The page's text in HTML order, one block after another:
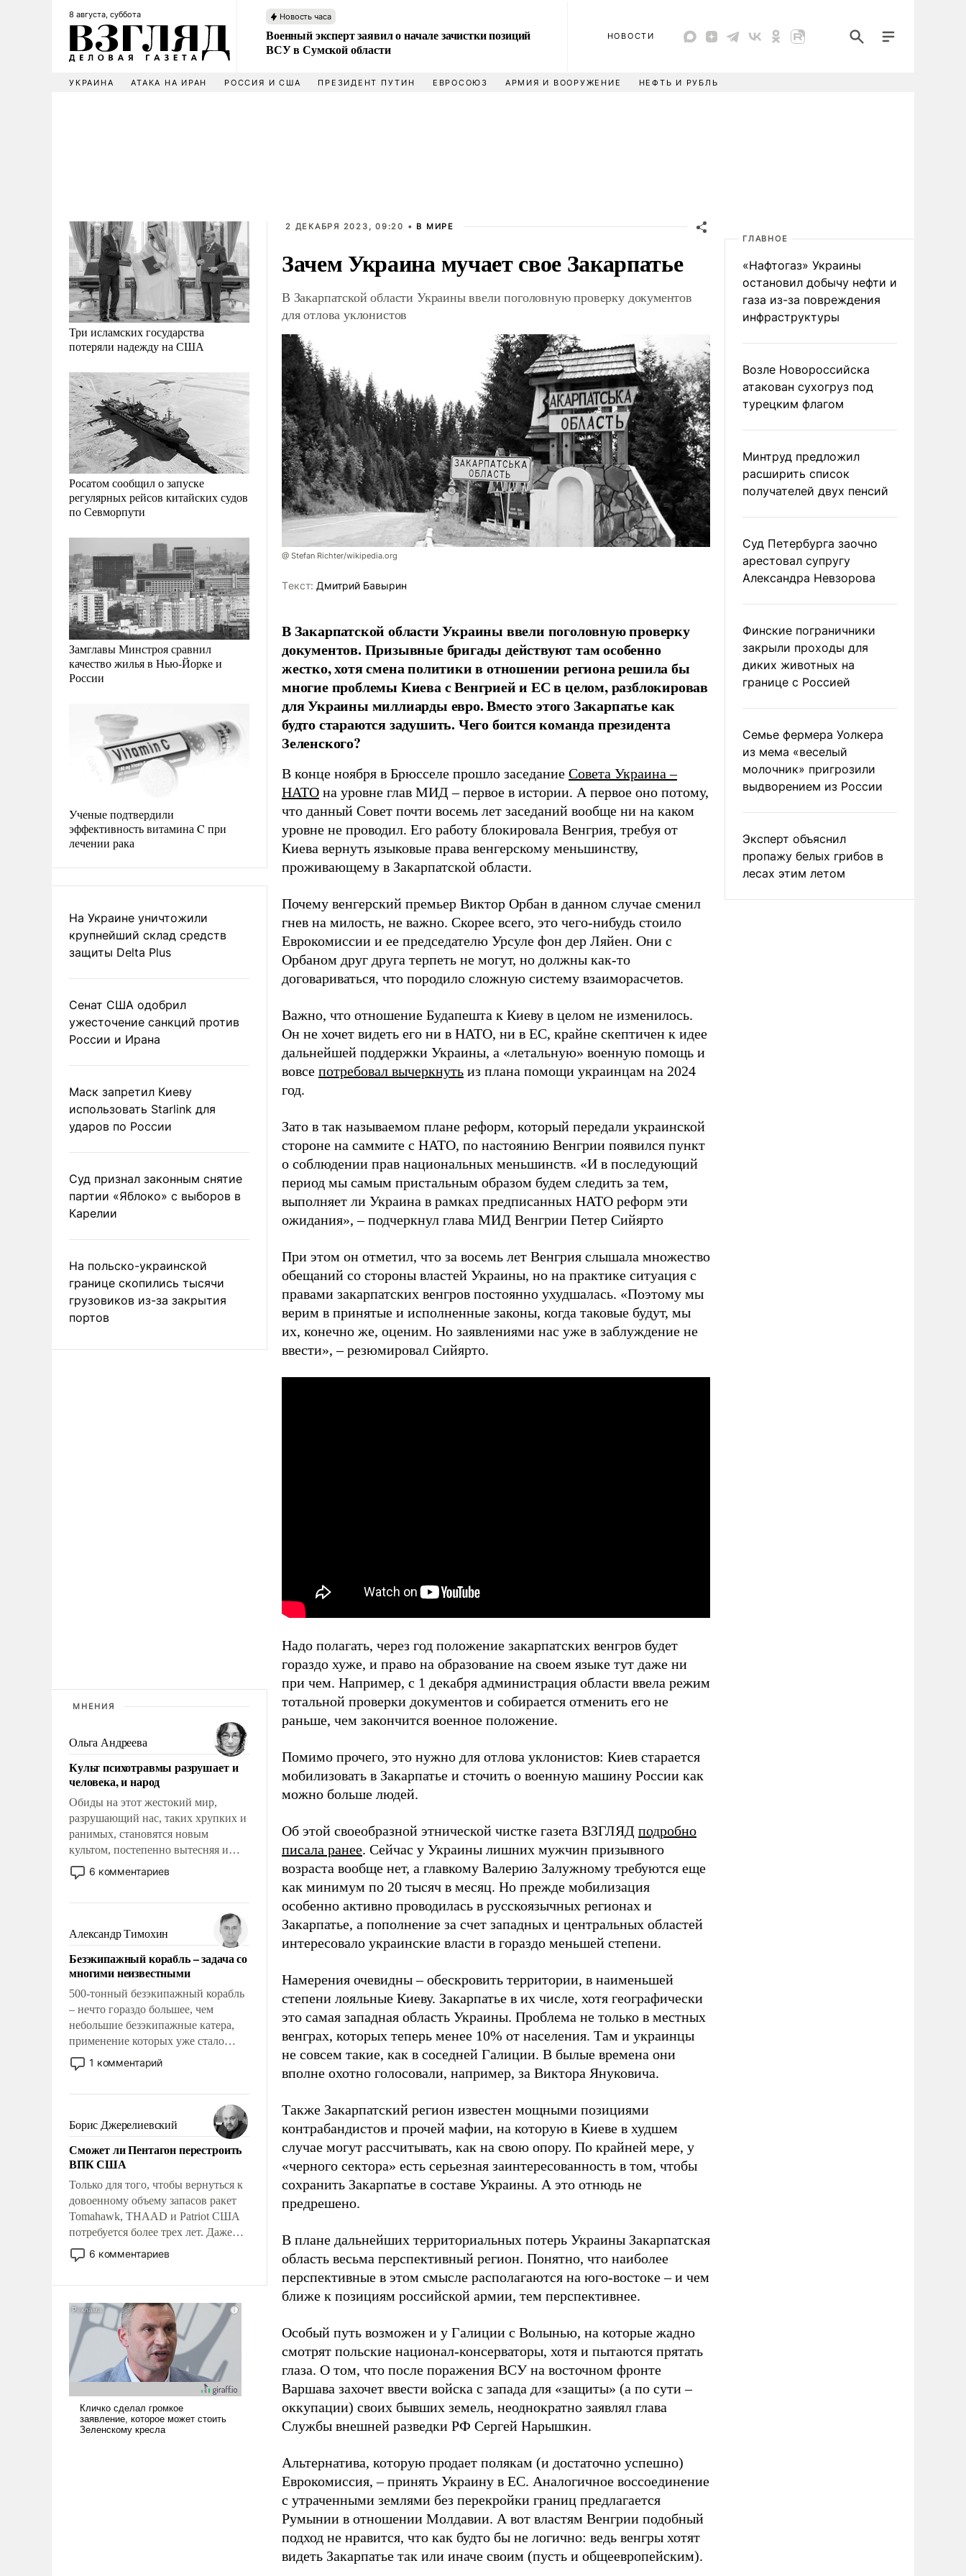
8 августа, суббота Новость часа
Военный эксперт заявил о начале зачистки позиций
ВСУ в Сумской области
НОВОСТИ
УКРАИНА АТАКА НА ИРАН РОССИЯ И США ПРЕЗИДЕНТ ПУТИН ЕВРОСОЮЗ АРМИЯ И ВООРУЖЕНИЕ НЕФТЬ И РУБЛЬ
Три исламских государства
потеряли надежду на США
Росатом сообщил о запуске
регулярных рейсов китайских судов
по Севморпути
Замглавы Минстроя сравнил
качество жилья в Нью-Йорке и
России
Ученые подтвердили
эффективность витамина C при
лечении рака
На Украине уничтожили
крупнейший склад средств
защиты Delta Plus
Сенат США одобрил
ужесточение санкций против
России и Ирана
Маск запретил Киеву
использовать Starlink для
ударов по России
Суд признал законным снятие
партии «Яблоко» с выборов в
Карелии
На польско-украинской
границе скопились тысячи
грузовиков из-за закрытия
портов
МНЕНИЯ
Ольга Андреева
Культ психотравмы разрушает и
человека, и народ
Обиды на этот жестокий мир,
разрушающий нас, таких хрупких и
ранимых, становятся новым
культом, постепенно вытесняя и
отменяя традиционное требование к
человеку – быть мужественным и
на себя ответственность, помогать
слабым, идти вперед и
адаптироваться.
6 комментариев
Александр Тимохин
Безэкипажный корабль – задача со
многими неизвестными
500-тонный безэкипажный корабль
– нечто гораздо большее, чем
небольшие безэкипажные катера,
применение которых уже стало
обыденностью. Задача по созданию
такого корабля очень сложна и
реализация радикально поднимет
наши боевые возможности.
1 комментарий
Борис Джерелиевский
Сможет ли Пентагон перестроить
ВПК США
Только для того, чтобы вернуться к
довоенному объему запасов ракет
Tomahawk, THAAD и Patriot США
потребуется более трех лет. Даже
небольшая война с Ираном
опустошила американские
уязвимости США, например, перед
Китаем.
6 комментариев
2 ДЕКАБРЯ 2023, 09:20 • В МИРЕ
Зачем Украина мучает свое Закарпатье
В Закарпатской области Украины ввели поголовную проверку документов
для отлова уклонистов
@ Stefan Richter/wikipedia.org
Tекст: Дмитрий Бавырин
В Закарпатской области Украины ввели поголовную проверку
документов. Призывные бригады действуют там особенно
жестко, хотя смена политики в отношении региона решила бы
многие проблемы Киева с Венгрией и ЕС в целом, разблокировав
для Украины миллиарды евро. Вместо этого Закарпатье как
будто стараются задушить. Чего боится команда президента
Зеленского?
В конце ноября в Брюсселе прошло заседание Совета Украина –
НАТО на уровне глав МИД – первое в истории. А первое оно потому,
что данный Совет почти восемь лет заседаний вообще ни на каком
уровне не проводил. Его работу блокировала Венгрия, требуя от
Киева вернуть языковые права венгерскому меньшинству,
проживающему в Закарпатской области.
Почему венгерский премьер Виктор Орбан в данном случае сменил
гнев на милость, не важно. Скорее всего, это чего-нибудь стоило
Еврокомиссии и ее председателю Урсуле фон дер Ляйен. Они с
Орбаном друг друга терпеть не могут, но должны как-то
договариваться, что породило сложную систему взаиморасчетов.
Важно, что отношение Будапешта к Киеву в целом не изменилось.
Он не хочет видеть его ни в НАТО, ни в ЕС, крайне скептичен к идее
дальнейшей поддержки Украины, а «летальную» военную помощь и
вовсе потребовал вычеркнуть из плана помощи украинцам на 2024
год.
Зато в так называемом плане реформ, который передали украинской
стороне на саммите с НАТО, по настоянию Венгрии появился пункт
о соблюдении прав национальных меньшинств. «И в последующий
период мы самым пристальным образом будем следить за тем,
выполняет ли Украина в рамках предписанных НАТО реформ эти
ожидания», – подчеркнул глава МИД Венгрии Петер Сийярто
При этом он отметил, что за восемь лет Венгрия слышала множество
обещаний со стороны властей Украины, но на практике ситуация с
правами закарпатских венгров постоянно ухудшалась. «Поэтому мы
верим в принятые и исполненные законы, когда таковые будут, мы
их, конечно же, оценим. Но заявлениями нас уже в заблуждение не
ввести», – резюмировал Сийярто.
Надо полагать, через год положение закарпатских венгров будет
гораздо хуже, и право на образование на своем языке тут даже ни
при чем. Например, с 1 декабря администрация области ввела режим
тотальной проверки документов и собирается отменить его не
раньше, чем закончится военное положение.
Помимо прочего, это нужно для отлова уклонистов: Киев старается
мобилизовать в Закарпатье и сточить о военную машину России как
можно больше людей.
Об этой своеобразной этнической чистке газета ВЗГЛЯД подробно
писала ранее. Сейчас у Украины лишних мужчин призывного
возраста вообще нет, а главкому Валерию Залужному требуются еще
как минимум по 20 тысяч в месяц. Но прежде мобилизация
особенно активно проводилась в русскоязычных регионах и
Закарпатье, а пополнение за счет западных и центральных областей
интересовало украинские власти в гораздо меньшей степени.
Намерения очевидны – обескровить территории, в наименьшей
степени лояльные Киеву. Закарпатье в их числе, хотя географически
это самая западная область Украины. Проблема не только в местных
венграх, которых теперь менее 10% от населения. Там и украинцы
не совсем такие, как в соседней Галиции. В былые времена они
вполне охотно голосовали, например, за Виктора Януковича.
Также Закарпатский регион известен мощными позициями
контрабандистов и прочей мафии, на которую в Киеве в худшем
случае могут рассчитывать, как на свою опору. По крайней мере, у
«черного сектора» есть серьезная заинтересованность в том, чтобы
сохранить Закарпатье в составе Украины. А это отнюдь не
предрешено.
В плане дальнейших территориальных потерь Украины Закарпатская
область весьма перспективный регион. Понятно, что наиболее
перспективные в этом смысле располагаются на юго-востоке – и чем
ближе к позициям российской армии, тем перспективнее.
Особый путь возможен и у Галиции с Волынью, на которые жадно
смотрят польские национал-консерваторы, хотя и пытаются прятать
глаза. О том, что после поражения ВСУ на восточном фронте
Варшава захочет ввести войска с запада для «защиты» (а по сути –
оккупации) своих бывших земель, неоднократно заявлял глава
Службы внешней разведки РФ Сергей Нарышкин.
Альтернатива, которую продает полякам (и достаточно успешно)
Еврокомиссия, – принять Украину в ЕС. Аналогичное воссоединение
с утраченными землями без перекройки границ предлагается
Румынии в отношении Молдавии. А вот властям Венгрии подобный
подход не нравится, что как будто бы не логично: ведь венгры хотят
видеть Закарпатье так или иначе своим (пусть и общеевропейским).
ГЛАВНОЕ
«Нафтогаз» Украины
остановил добычу нефти и
газа из-за повреждения
инфраструктуры
Возле Новороссийска
атакован сухогруз под
турецким флагом
Минтруд предложил
расширить список
получателей двух пенсий
Суд Петербурга заочно
арестовал супругу
Александра Невзорова
Финские пограничники
закрыли проходы для
диких животных на
границе с Россией
Семье фермера Уолкера
из мема «веселый
молочник» пригрозили
выдворением из России
Эксперт объяснил
пропажу белых грибов в
лесах этим летом